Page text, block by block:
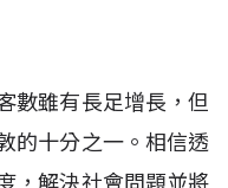
數雖有長足增長，但
的十分之一。相信透